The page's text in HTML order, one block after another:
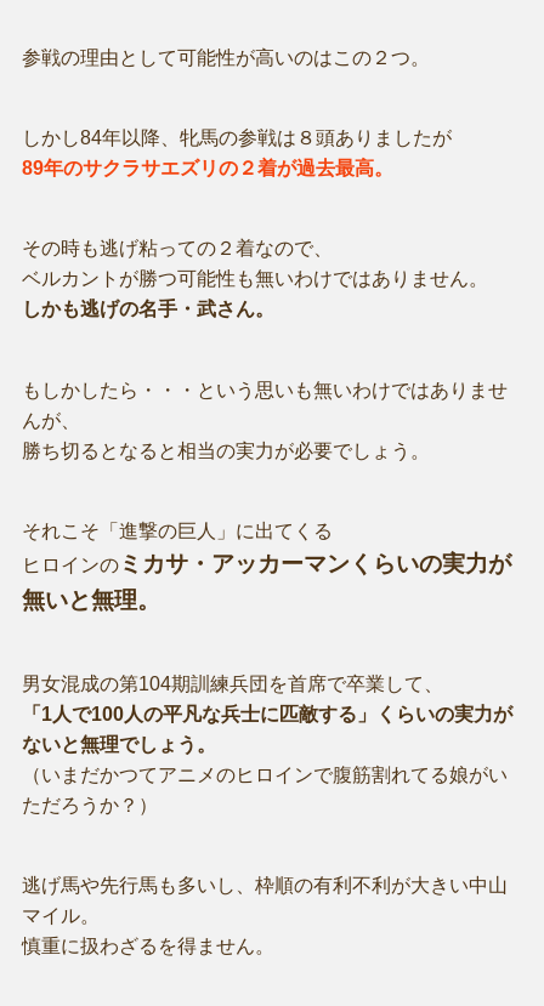
参戦の理由として可能性が高いのはこの２つ。
しかし84年以降、牝馬の参戦は８頭ありましたが
89年のサクラサエズリの２着が過去最高。
その時も逃げ粘っての２着なので、
ベルカントが勝つ可能性も無いわけではありません。
しかも逃げの名手・武さん。
もしかしたら・・・という思いも無いわけではありませ
んが、
勝ち切るとなると相当の実力が必要でしょう。
それこそ「進撃の巨人」に出てくる
ヒロインのミカサ・アッカーマンくらいの実力が
無いと無理。
男女混成の第104期訓練兵団を首席で卒業して、
「1人で100人の平凡な兵士に匹敵する」くらいの実力が
ないと無理でしょう。
（いまだかつてアニメのヒロインで腹筋割れてる娘がい
ただろうか？）
逃げ馬や先行馬も多いし、枠順の有利不利が大きい中山
マイル。
慎重に扱わざるを得ません。